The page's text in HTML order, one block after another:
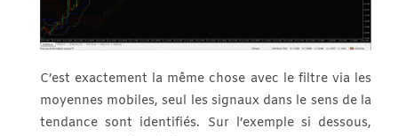
C’est exactement la même chose avec le filtre via les
moyennes mobiles, seul les signaux dans le sens de la
tendance sont identifiés. Sur l’exemple si dessous,